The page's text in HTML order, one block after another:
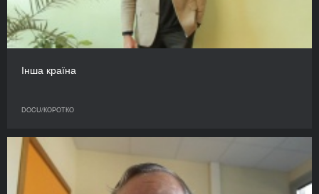
Інша країна
DOCU/КОРОТКО